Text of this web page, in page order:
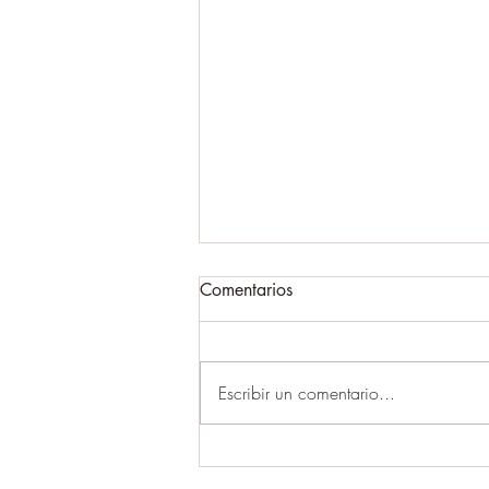
LAS TRES CRITICAS
Comentarios
Escribir un comentario...